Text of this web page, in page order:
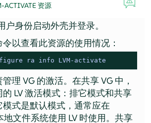
ACTIVATE 资源
户身份启动外壳并登录。
以查看此资源的使用情况：
ra info LVM-activate
理 VG 的激活。在共享 VG 中，
LV 激活模式：排它模式和共享
式是默认模式，通常应在
地文件系统使用 LV 时使用。共享